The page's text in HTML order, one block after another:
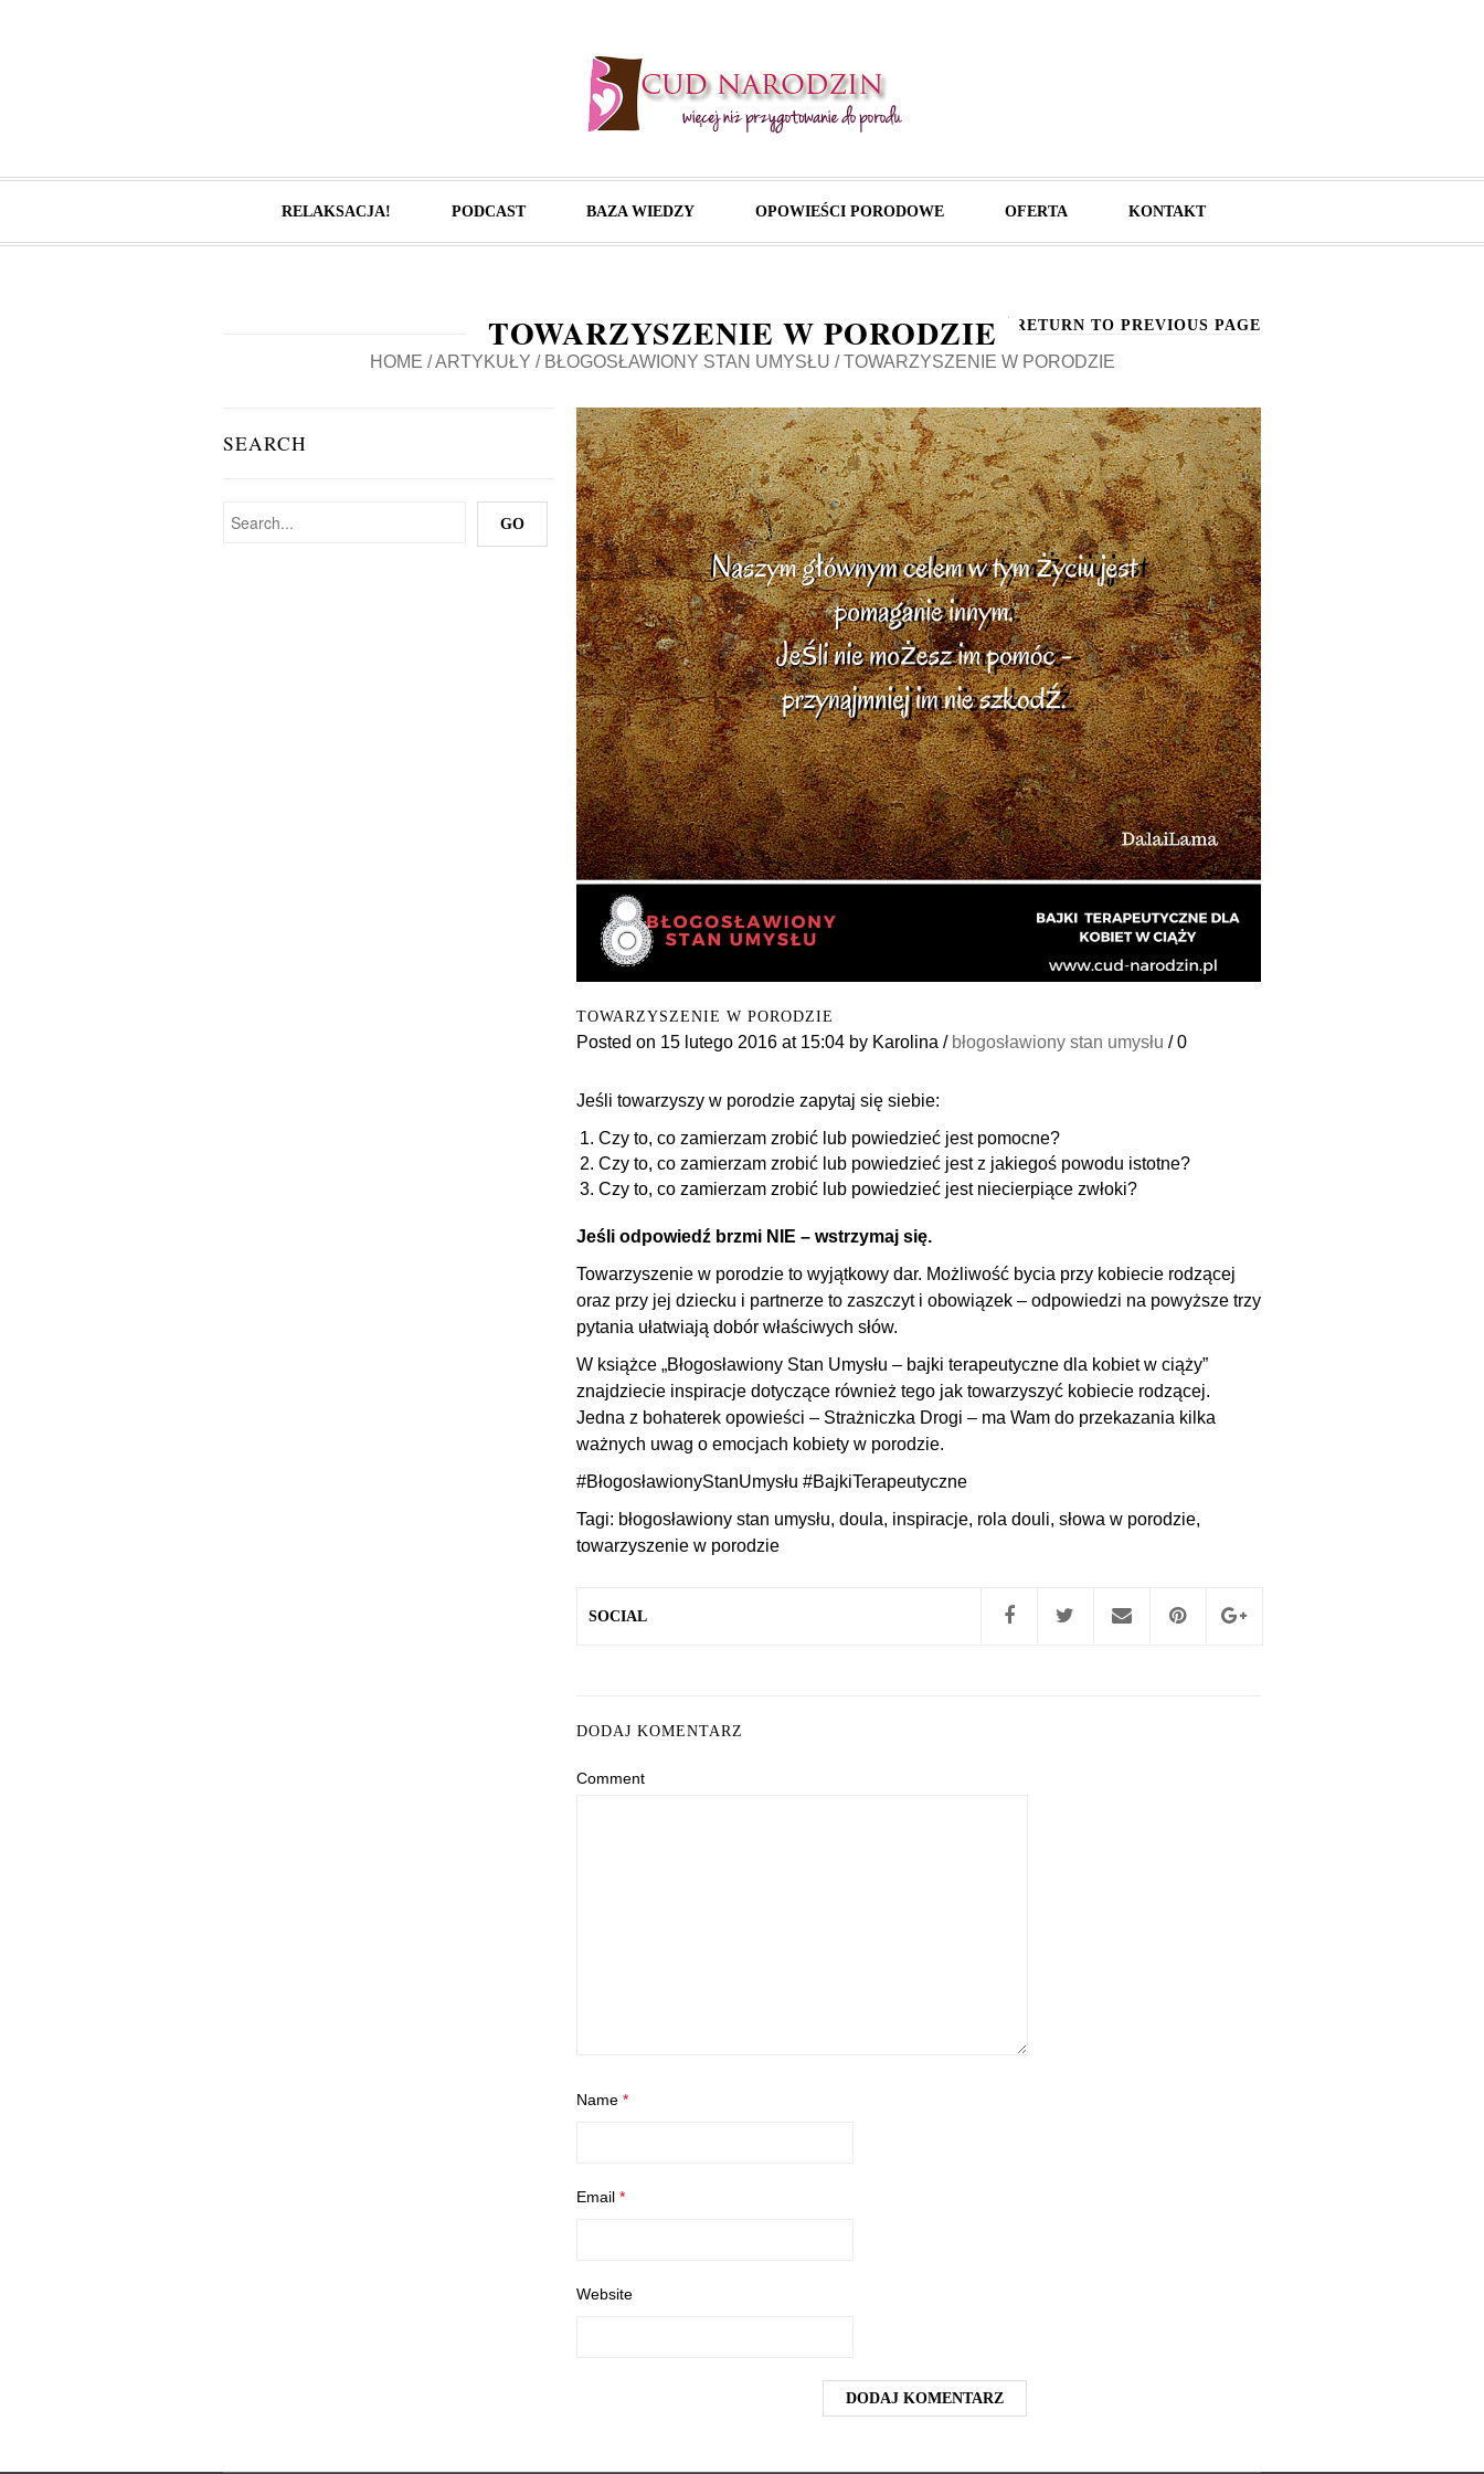
RELAKSACJA! PODCAST BAZA WIEDZY OPOWIEŚCI PORODOWE OFERTA KONTAKT
TOWARZYSZENIE W PORODZIE
HOME / ARTYKUŁY / BŁOGOSŁAWIONY STAN UMYSŁU / TOWARZYSZENIE W PORODZIE
RETURN TO PREVIOUS PAGE
SEARCH
TOWARZYSZENIE W PORODZIE
Posted on 15 lutego 2016 at 15:04 by Karolina / błogosławiony stan umysłu /0
Jeśli towarzyszy w porodzie zapytaj się siebie:
Czy to, co zamierzam zrobić lub powiedzieć jest pomocne?
Czy to, co zamierzam zrobić lub powiedzieć jest z jakiegoś powodu istotne?
Czy to, co zamierzam zrobić lub powiedzieć jest niecierpiące zwłoki?
Jeśli odpowiedź brzmi NIE – wstrzymaj się.
Towarzyszenie w porodzie to wyjątkowy dar. Możliwość bycia przy kobiecie rodzącej
oraz przy jej dziecku i partnerze to zaszczyt i obowiązek – odpowiedzi na powyższe trzy
pytania ułatwiają dobór właściwych słów.
W książce „Błogosławiony Stan Umysłu – bajki terapeutyczne dla kobiet w ciąży”
znajdziecie inspiracje dotyczące również tego jak towarzyszyć kobiecie rodzącej.
Jedna z bohaterek opowieści – Strażniczka Drogi – ma Wam do przekazania kilka
ważnych uwag o emocjach kobiety w porodzie.
‪#‎BłogosławionyStanUmysłu‬ ‪#‎BajkiTerapeutyczne‬
Tagi: błogosławiony stan umysłu, doula, inspiracje, rola douli, słowa w porodzie,
towarzyszenie w porodzie
SOCIAL
DODAJ KOMENTARZ
Comment
Name *
Email *
Website